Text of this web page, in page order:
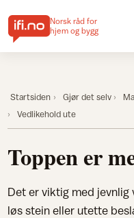
Norsk råd for
hjem og bygg
Startsiden Gjør det selv
Vedlikehold ute
Toppen er
Det er viktig med jevnlig
løs stein eller utette